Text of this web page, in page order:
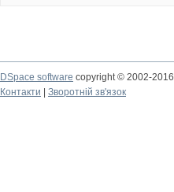
DSpace software copyright © 2002-2016
Контакти
Зворотній зв'язок